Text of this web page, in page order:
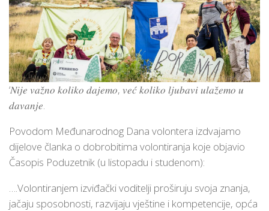
‘𝑁𝑖𝑗𝑒 𝑣𝑎𝑧̌𝑛𝑜 𝑘𝑜𝑙𝑖𝑘𝑜 𝑑𝑎𝑗𝑒𝑚𝑜, 𝑣𝑒𝑐́ 𝑘𝑜𝑙𝑖𝑘𝑜 𝑙𝑗𝑢𝑏𝑎𝑣𝑖 𝑢𝑙𝑎𝑧̌𝑒𝑚𝑜 𝑢
𝑑𝑎𝑣𝑎𝑛𝑗𝑒.
Povodom Međunarodnog Dana volontera izdvajamo
dijelove članka o dobrobitima volontiranja koje objavio
Časopis Poduzetnik (u listopadu i studenom):
….Volontiranjem izviđački voditelji proširuju svoja znanja,
jačaju sposobnosti, razvijaju vještine i kompetencije, opća